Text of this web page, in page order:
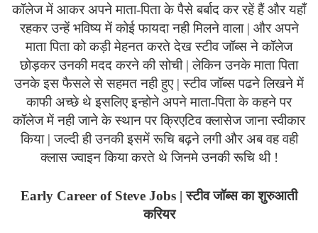
कॉलेज में आकर अपने माता-पिता के पैसे बर्बाद कर रहें हैं और यहाँ
रहकर उन्हें भविष्य में कोई फायदा नही मिलने वाला | और अपने
माता पिता को कड़ी मेहनत करते देख स्टीव जॉब्स ने कॉलेज
छोड़कर उनकी मदद करने की सोची | लेकिन उनके माता पिता
उनके इस फैसले से सहमत नही हुए | स्टीव जॉब्स पढने लिखने में
काफी अच्छे थे इसलिए इन्होने अपने माता-पिता के कहने पर
कॉलेज में नही जाने के स्थान पर क्रिएटिव क्लासेज जाना स्वीकार
किया | जल्दी ही उनकी इसमें रूचि बढ़ने लगी और अब वह वही
क्लास ज्वाइन किया करते थे जिनमे उनकी रूचि थी !
Early Career of Steve Jobs | स्टीव जॉब्स का शुरुआती
करियर